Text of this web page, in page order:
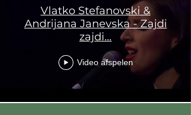
Vlatko Stefanovski &
Andrijana Janevska - Zajdi
zajdi...
Video afspelen